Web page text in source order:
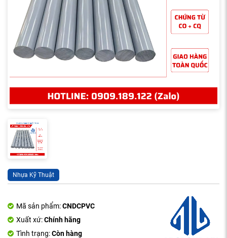
Nhựa Kỹ Thuật
Mã sản phẩm:CNDCPVC
Xuất xứ:Chính hãng
Tình trạng:Còn hàng